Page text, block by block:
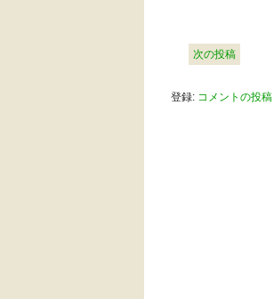
次の投稿
登録: コメントの投